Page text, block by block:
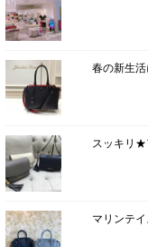
春の新生
スッキリ★
マリンテ